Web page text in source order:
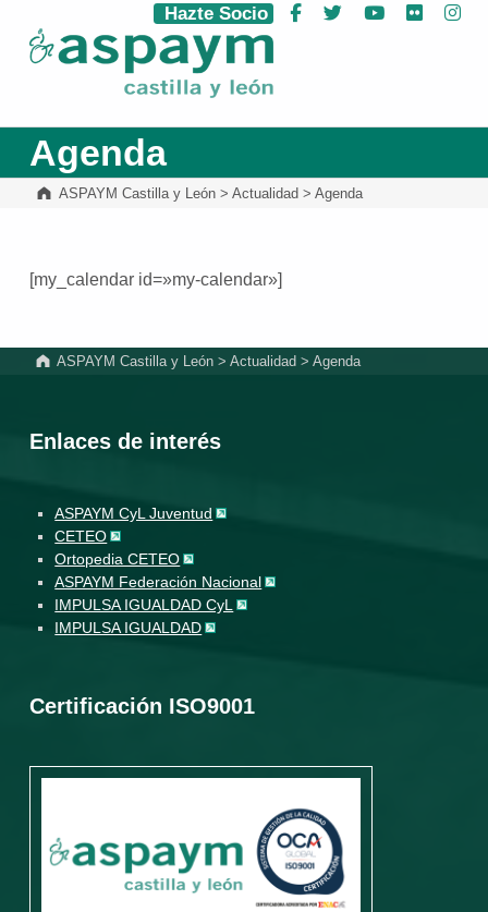
ASPAYM Castilla y León
Hazte Socio Facebook
Twitter YouTube
Flickr
Agenda
ASPAYM Castilla y León> Actualidad > Agenda
[my_calendar id=»my-calendar»]
ASPAYM Castilla y León >Actualidad >Agenda
Enlaces de interés
ASPAYM CyL Juventud
CETEO
Ortopedia CETEO
ASPAYM Federación Nacional
IMPULSA IGUALDAD CyL
IMPULSA IGUALDAD
Certificación ISO9001